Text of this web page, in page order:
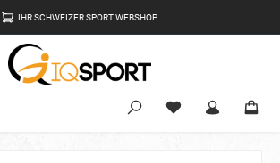
IHR SCHWEIZER SPORT WEBSHOP
Du hast 0